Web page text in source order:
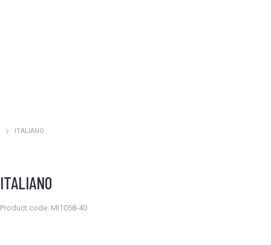
Estás aquí:
ITALIANO
ITALIANO
Product code: MI1058-40